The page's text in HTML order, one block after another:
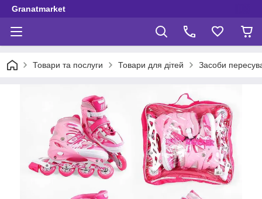
Granatmarket
Товари та послуги Товари для дітей Засоби